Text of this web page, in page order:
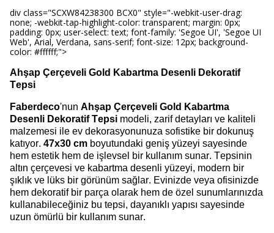
div class="SCXW84238300 BCX0" style="-webkit-user-drag:
none; -webkit-tap-highlight-color: transparent; margin: 0px;
padding: 0px; user-select: text; font-family: 'Segoe UI', 'Segoe UI
Web', Arial, Verdana, sans-serif; font-size: 12px; background-
color: #ffffff;">
Ahşap Çerçeveli Gold Kabartma Desenli Dekoratif
Tepsi
Faberdeco'nun Ahşap Çerçeveli Gold Kabartma
Desenli Dekoratif Tepsi modeli, zarif detayları ve kaliteli
malzemesi ile ev dekorasyonunuza sofistike bir dokunuş
katıyor. 47x30 cm boyutundaki geniş yüzeyi sayesinde
hem estetik hem de işlevsel bir kullanım sunar. Tepsinin
altın çerçevesi ve kabartma desenli yüzeyi, modern bir
şıklık ve lüks bir görünüm sağlar. Evinizde veya ofisinizde
hem dekoratif bir parça olarak hem de özel sunumlarınızda
kullanabileceğiniz bu tepsi, dayanıklı yapısı sayesinde
uzun ömürlü bir kullanım sunar.